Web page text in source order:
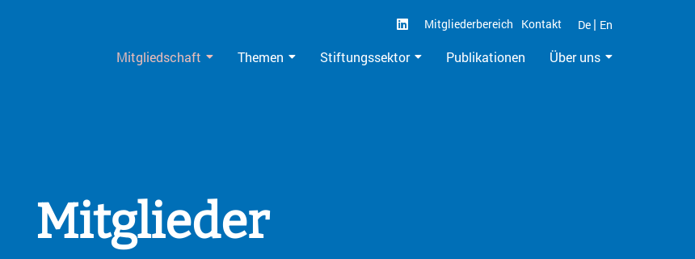
Mitgliederbereich Kontakt De | En
Mitgliedschaft Themen Stiftungssektor Publikationen Über uns
Mitglieder